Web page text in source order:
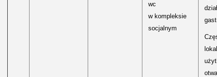
wc
w kompleksie
socjalnym